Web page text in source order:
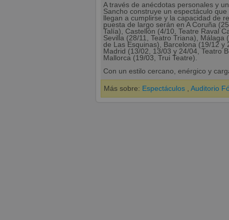
A través de anécdotas personales y
Sancho construye un espectáculo
llegan a cumplirse y la capacidad de
puesta de largo serán en A Coruña
Talía), Castellón (4/10, Teatre Raval
Sevilla (28/11, Teatro Triana),
de Las Esquinas), Barcelona (19/12 y
Madrid (13/02, 13/03 y 24/04, Teatro
Mallorca (19/03, Trui Teatre).
Con un estilo cercano, enérgico y
Más sobre: Espectáculos Auditorio